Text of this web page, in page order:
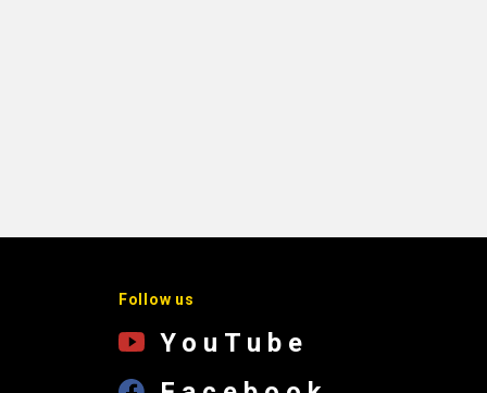
Follow us
YouTube